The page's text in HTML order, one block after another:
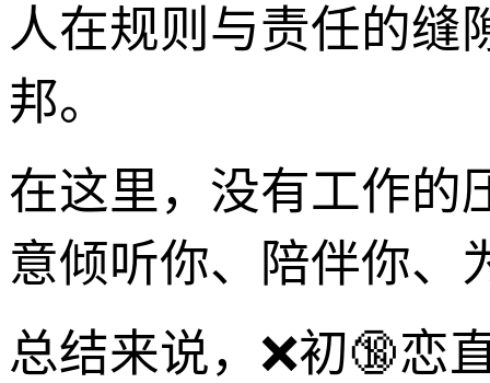
人在规则与责任的缝
邦。
在这里，没有工作的
意倾听你、陪伴你、
总结来说，❌初🔞恋